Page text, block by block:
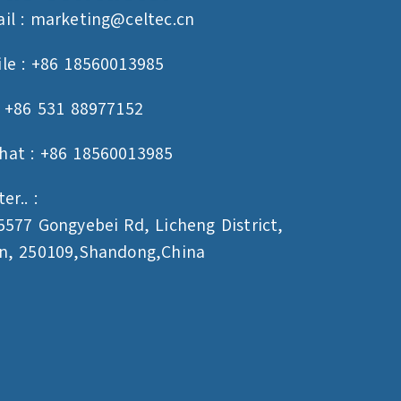
: marketing@celtec.cn
: +86 18560013985
531 88977152
: +86 18560013985
:
Gongyebei Rd, Licheng District,
250109,Shandong,China